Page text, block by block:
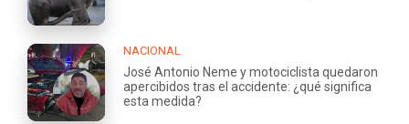
NACIONAL
José Antonio Neme y motociclista quedaron
apercibidos tras el accidente: ¿qué significa
esta medida?